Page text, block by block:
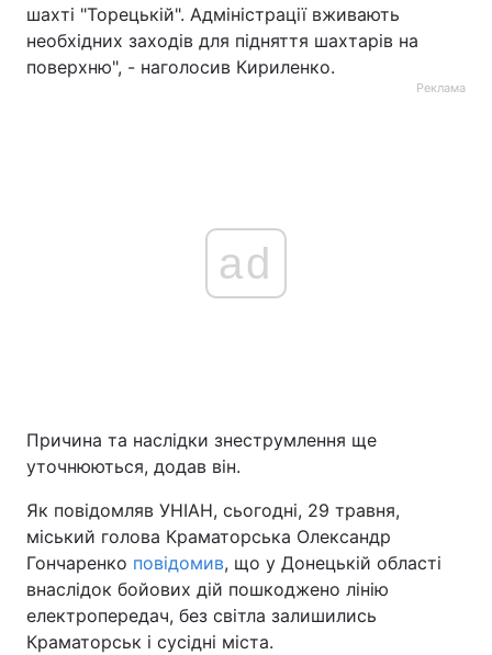
шахті "Торецькій". Адміністрації вживають
необхідних заходів для підняття шахтарів на
поверхню", - наголосив Кириленко.
Реклама
ad
Причина та наслідки знеструмлення ще
уточнюються, додав він.
Як повідомляв УНІАН, сьогодні, 29 травня,
міський голова Краматорська Олександр
Гончаренко повідомив, що у Донецькій області
внаслідок бойових дій пошкоджено лінію
електропередач, без світла залишились
Краматорськ і сусідні міста.